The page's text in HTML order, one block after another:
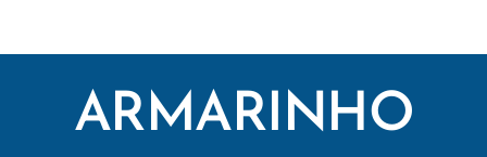
ARMARINHO